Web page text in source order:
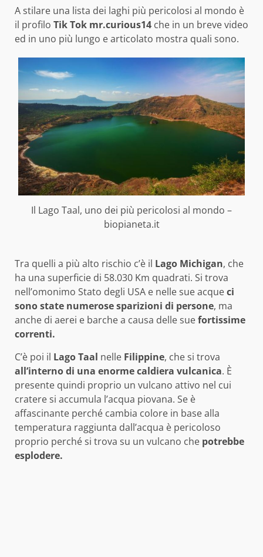
A stilare una lista dei laghi più pericolosi al mondo è
il profilo Tik Tok mr.curious14 che in un breve video
ed in uno più lungo e articolato mostra quali sono.
Il Lago Taal, uno dei più pericolosi al mondo –
biopianeta.it
Tra quelli a più alto rischio c’è il Lago Michigan, che
ha una superficie di 58.030 Km quadrati. Si trova
nell’omonimo Stato degli USA e nelle sue acqueci
sono state numerose sparizioni di persone, ma
anche di aerei e barche a causa delle suefortissime
correnti.
C’è poi il Lago Taal nelle Filippine, che si trova
all’interno di una enorme caldiera vulcanica. È
presente quindi proprio un vulcano attivo nel cui
cratere si accumula l’acqua piovana. Se è
affascinante perché cambia colore in base alla
temperatura raggiunta dall’acqua è pericoloso
proprio perché si trova su un vulcano che potrebbe
esplodere.